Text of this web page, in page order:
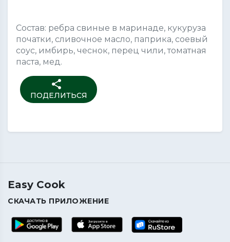
Состав: ребра свиные в маринаде, кукуруза
початки, сливочное масло, паприка, соевый
соус, имбирь, чеснок, перец чили, томатная
паста, мед.
share
ПОДЕЛИТЬСЯ
Easy Cook
СКАЧАТЬ ПРИЛОЖЕНИЕ